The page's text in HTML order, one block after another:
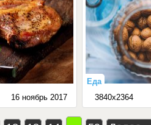
16 ноябрь 2017
Еда
3840x2364